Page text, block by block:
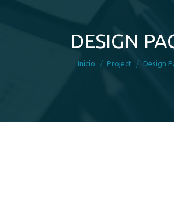
DESIGN
Estás aquí:
Inicio Project Design